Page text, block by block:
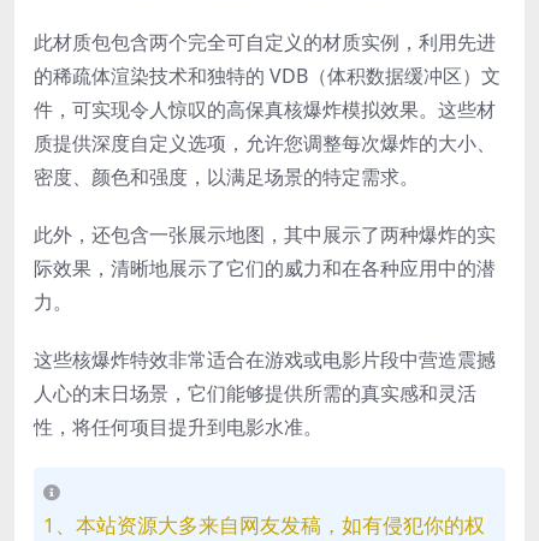
此材质包包含两个完全可自定义的材质实例，利用先进
的稀疏体渲染技术和独特的 VDB（体积数据缓冲区）文
件，可实现令人惊叹的高保真核爆炸模拟效果。这些材
质提供深度自定义选项，允许您调整每次爆炸的大小、
密度、颜色和强度，以满足场景的特定需求。
此外，还包含一张展示地图，其中展示了两种爆炸的实
际效果，清晰地展示了它们的威力和在各种应用中的潜
力。
这些核爆炸特效非常适合在游戏或电影片段中营造震撼
人心的末日场景，它们能够提供所需的真实感和灵活
性，将任何项目提升到电影水准。
1、本站资源大多来自网友发稿，如有侵犯你的权